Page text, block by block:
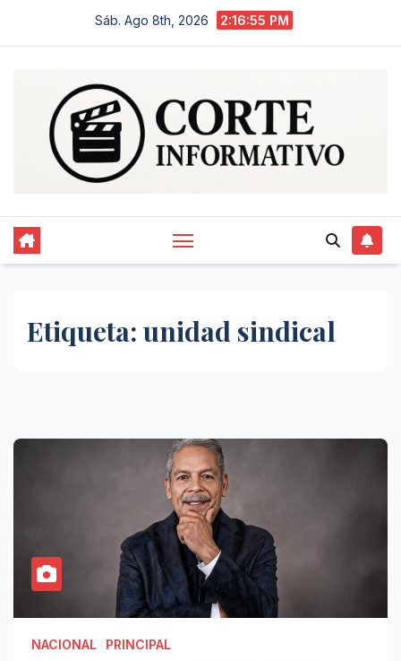
Sáb. Ago 8th, 2026 2:16:55 PM
Etiqueta: unidad sindical
NACIONAL PRINCIPAL